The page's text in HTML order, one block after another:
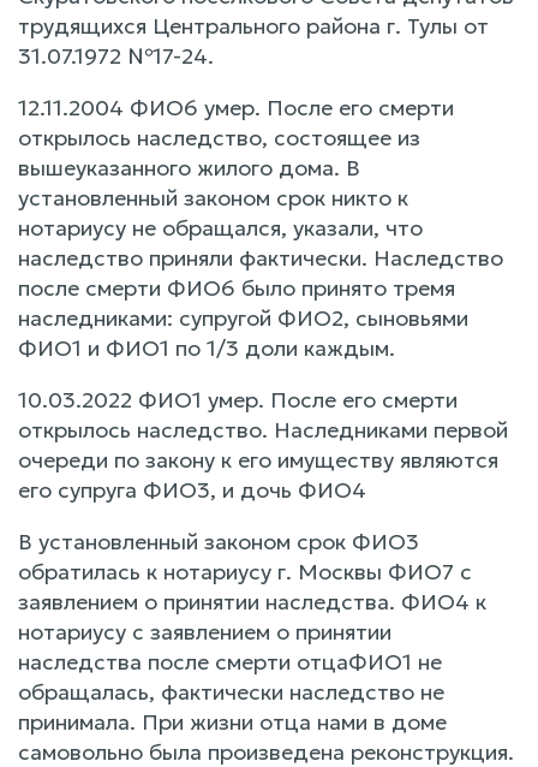
трудящихся Центрального района г. Тулы от
31.07.1972 №17-24.
12.11.2004 ФИО6 умер. После его смерти
открылось наследство, состоящее из
вышеуказанного жилого дома. В
установленный законом срок никто к
нотариусу не обращался, указали, что
наследство приняли фактически. Наследство
после смерти ФИО6 было принято тремя
наследниками: супругой ФИО2, сыновьями
ФИО1 и ФИО1 по 1/3 доли каждым.
10.03.2022 ФИО1 умер. После его смерти
открылось наследство. Наследниками первой
очереди по закону к его имуществу являются
его супруга ФИО3, и дочь ФИО4
В установленный законом срок ФИО3
обратилась к нотариусу г. Москвы ФИО7 с
заявлением о принятии наследства. ФИО4 к
нотариусу с заявлением о принятии
наследства после смерти отцаФИО1 не
обращалась, фактически наследство не
принимала. При жизни отца нами в доме
самовольно была произведена реконструкция.